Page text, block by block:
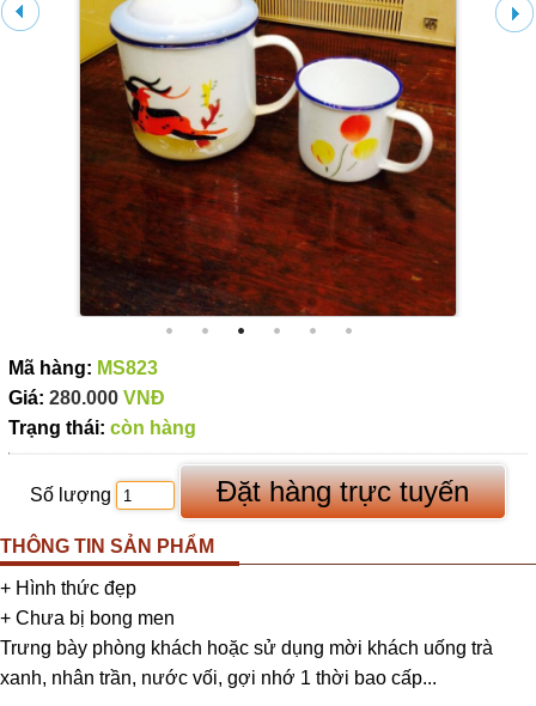
Mã hàng: MS823
Giá: 280.000 VNĐ
Trạng thái: còn hàng
Số lượng
THÔNG TIN SẢN PHẨM
+ Hình thức đẹp
+ Chưa bị bong men
Trưng bày phòng khách hoặc sử dụng mời khách uống trà
xanh, nhân trần, nước vối, gợi nhớ 1 thời bao cấp...